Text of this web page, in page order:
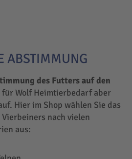
ABSTIMMUNG
des Futters auf den
für Wolf Heimtierbedarf aber
Hier im Shop wählen Sie das
nach vielen
aus: